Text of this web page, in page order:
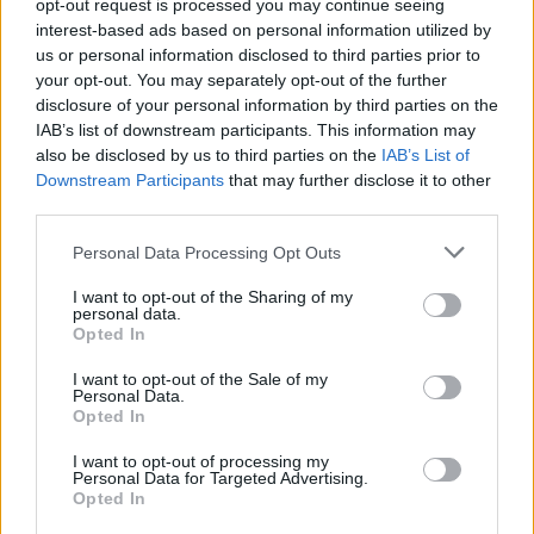
opt-out request is processed you may continue seeing
interest-based ads based on personal information utilized by
us or personal information disclosed to third parties prior to
your opt-out. You may separately opt-out of the further
disclosure of your personal information by third parties on the
IAB’s list of downstream participants. This information may
also be disclosed by us to third parties on the IAB’s List of
Downstream Participants that may further disclose it to other
Please note that this website/app uses one or more Google
not limited to your visit or usage behaviour. You may click to
grant or deny consent to Google and its third-party tags to
use your data for below specified purposes in below Google
consent section.
Personal Data Processing Opt Outs
I want to opt-out of the Sharing of my
personal data.
Opted In
I want to opt-out of the Sale of my
Personal Data.
Opted In
I want to opt-out of processing my
Personal Data for Targeted Advertising.
Opted In
Calendario tagli e micro-manutenzione in
stagione
La costanza batte la quantità. In fase di carico, un ritocco
ogni 2 settimane mantiene sfumature leggibili e top
rifinitura fai-da-te di basette e contorno nuca con trimmer
a guardia alta, pettinatura quotidiana in doccia con dita, e
30 secondi di massaggio cutaneo per decontrarre aree di
tensione.
Prima delle trasferte, preparare un kit essenziale: mini
shampoo delicato, spray texture, cream paste, tonico
lenitivo, pettine a denti larghi, microfibra. Evitare nuove